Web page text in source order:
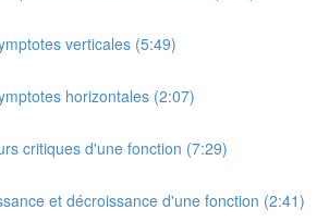
verticales (5:49)
horizontales (2:07)
critiques d'une fonction (7:29)
et décroissance d'une fonction (2:41)